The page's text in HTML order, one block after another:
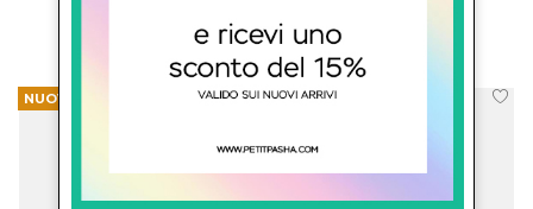
€ 389.00
NUOVI ARRIVI NUOVI ARRIVI